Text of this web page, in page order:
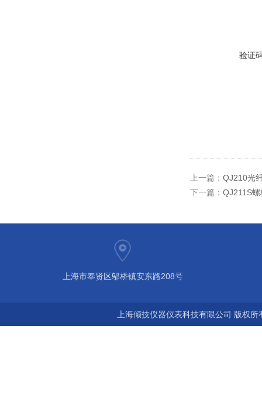
验证
上一篇： QJ210光
下一篇： QJ211S
上海市奉贤区邬桥镇安东路208号
上海倾技仪器仪表科技有限公司 版权